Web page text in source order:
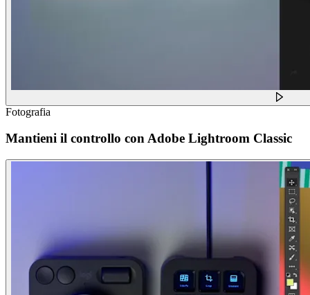
Fotografia
Mantieni il controllo con Adobe Lightroom Classic